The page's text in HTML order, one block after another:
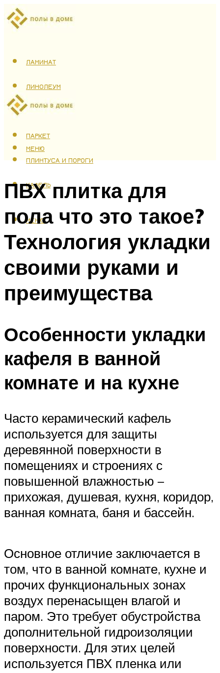
ЛАМИНАТ
ЛИНОЛЕУМ
ТЕПЛЫЙ ПОЛ
ПАРКЕТ
ПЛИНТУСА И ПОРОГИ
КАФЕЛЬ
МЕНЮ
МЕНЮ
ПВХ плитка для
пола что это такое?
Технология укладки
своими руками и
преимущества
Особенности укладки
кафеля в ванной
комнате и на кухне
Часто керамический кафель
используется для защиты
деревянной поверхности в
помещениях и строениях с
повышенной влажностью –
прихожая, душевая, кухня, коридор,
ванная комната, баня и бассейн.
Основное отличие заключается в
том, что в ванной комнате, кухне и
прочих функциональных зонах
воздух перенасыщен влагой и
паром. Это требует обустройства
дополнительной гидроизоляции
поверхности. Для этих целей
используется ПВХ пленка или